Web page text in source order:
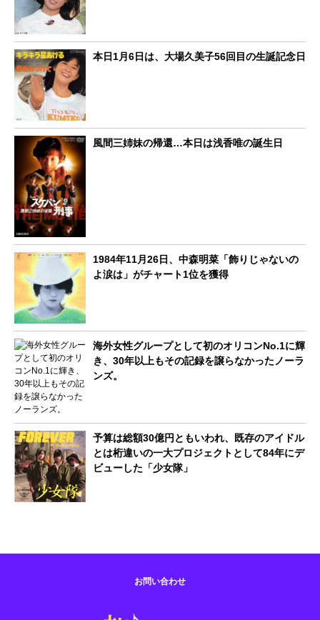
本日1月6日は、大場久美子56回目の生誕記念日
風間三姉妹の帰還…本日は浅香唯の誕生日
1984年11月26日、中森明菜「飾りじゃないの
よ涙は」がチャート1位を獲得
海外女性グループとして初のオリコンNo.1に輝
き、30年以上もその記録を譲らなかったノーラ
ンズ。
予算は総額30億円ともいわれ、既存のアイドル
とは桁違いの一大プロジェクトとして84年にデ
ビューした「少女隊」
お問い合わせ